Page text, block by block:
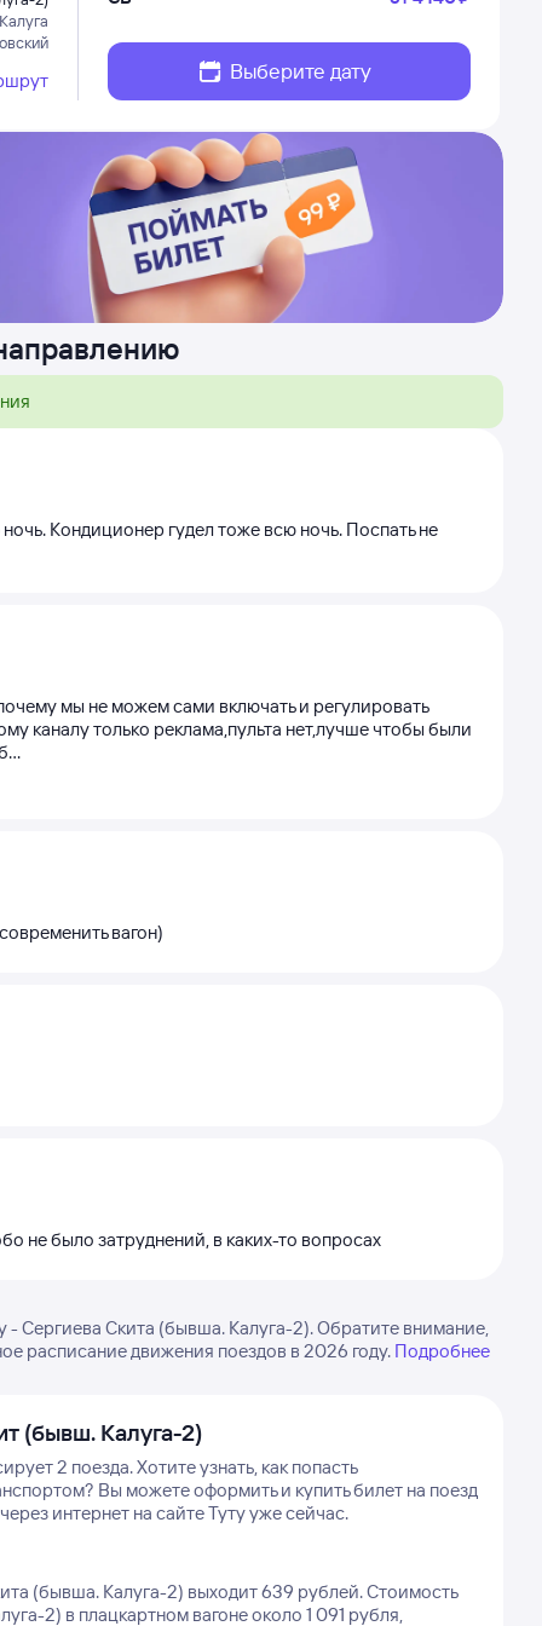
Калуга
Выберите дату
Кондиционер гудел тоже всю ночь. Поспать не
мы не можем сами включать и регулировать
каналу только реклама,пульта нет,лучше чтобы были
вагон)
не было затруднений, в каких-то вопросах
Сергиева Скита (бывша. Калуга-2). Обратите внимание,
расписание движения поездов в 2026 году. Подробнее
(бывш. Калуга-2)
2 поезда.Хотите узнать, как попасть
Вы можете оформить и купить билет на поезд
интернет на сайте Туту уже сейчас.
(бывша. Калуга-2) выходит 639 рублей.Стоимость
2) в плацкартном вагоне около 1 091 рубля,